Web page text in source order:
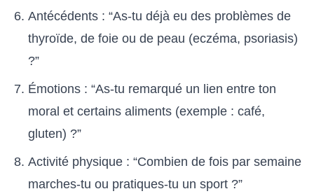
Antécédents : “As-tu déjà eu des problèmes de
thyroïde, de foie ou de peau (eczéma, psoriasis)
?”
Émotions : “As-tu remarqué un lien entre ton
moral et certains aliments (exemple : café,
gluten) ?”
Activité physique : “Combien de fois par semaine
marches-tu ou pratiques-tu un sport ?”